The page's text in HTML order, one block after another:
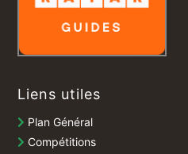
Liens utiles
Plan Général
Compétitions